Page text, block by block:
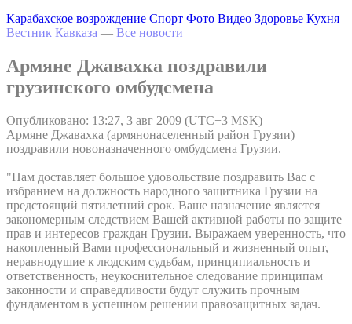
Карабахское возрождение Спорт Фото Видео Здоровье Кухня
Вестник Кавказа — Все новости
Армяне Джавахка поздравили
грузинского омбудсмена
Опубликовано: 13:27, 3 авг 2009 (UTC+3 MSK)
Армяне Джавахка (армянонаселенный район Грузии)
поздравили новоназначенного омбудсмена Грузии.
"Нам доставляет большое удовольствие поздравить Вас с
избранием на должность народного защитника Грузии на
предстоящий пятилетний срок. Ваше назначение является
закономерным следствием Вашей активной работы по защите
прав и интересов граждан Грузии. Выражаем уверенность, что
накопленный Вами профессиональный и жизненный опыт,
неравнодушие к людским судьбам, принципиальность и
ответственность, неукоснительное следование принципам
законности и справедливости будут служить прочным
фундаментом в успешном решении правозащитных задач.